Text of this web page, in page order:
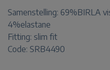
Samenstelling: 69%BIRLA
4%elastane
Fitting: slim fit
Code: SRB4490